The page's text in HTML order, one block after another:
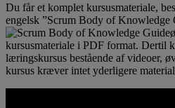
Du får et komplet kursusmateriale,
engelsk ”Scrum Body of Knowledge
kursusmateriale i PDF format. Dertil
læringskursus bestående af videoer,
kursus kræver intet yderligere